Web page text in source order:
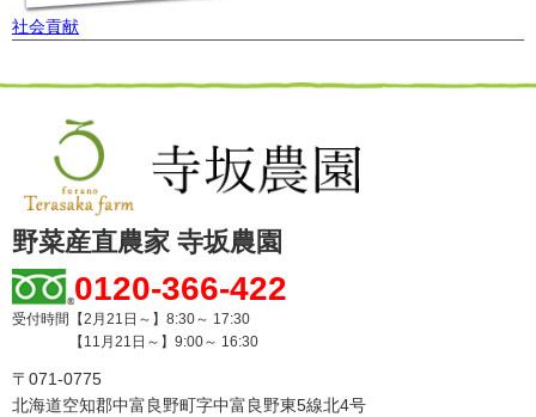
社会貢献
野菜産直農家 寺坂農園
0120-366-422
受付時間【2月21日～】8:30～ 17:30
【11月21日～】9:00～ 16:30
〒071-0775
北海道空知郡中富良野町字中富良野東5線北4号